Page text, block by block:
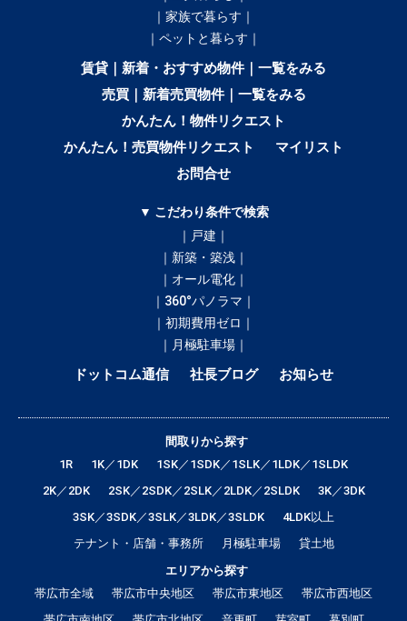
｜家族で暮らす｜
｜ペットと暮らす｜
賃貸｜新着・おすすめ物件｜一覧をみる
売買｜新着売買物件｜一覧をみる
かんたん！物件リクエスト
かんたん！売買物件リクエスト
マイリスト
お問合せ
▼ こだわり条件で検索
｜戸建｜
｜新築・築浅｜
｜オール電化｜
｜360°パノラマ｜
｜初期費用ゼロ｜
｜月極駐車場｜
ドットコム通信 社長ブログ お知らせ
間取りから探す
1R
1K／1DK
1SK／1SDK／1SLK／1LDK／1SLDK
2K／2DK
2SK／2SDK／2SLK／2LDK／2SLDK
3K／3DK
3SK／3SDK／3SLK／3LDK／3SLDK
4LDK以上
テナント・店舗・事務所
月極駐車場
貸土地
エリアから探す
帯広市全域
帯広市中央地区 帯広市東地区
帯広市西地区